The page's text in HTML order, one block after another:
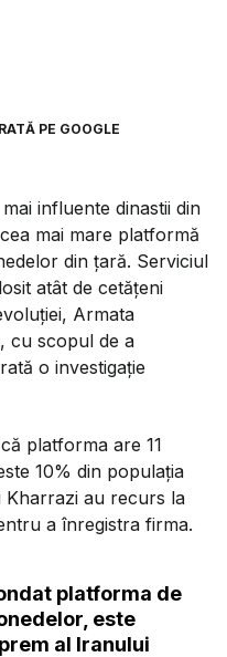
PE GOOGLE
influente dinastii din
mai mare platformă
din țară. Serviciul
atât de cetățeni
Armata
cu scopul de a
o investigație
platforma are 11
10% din populația
Kharrazi au recurs la
a înregistra firma.
platforma de
este
al Iranului